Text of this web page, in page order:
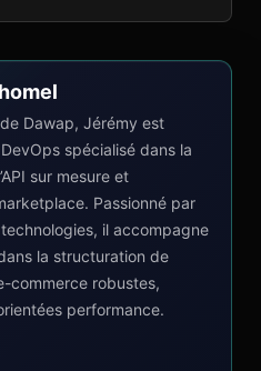
Dawap, Jérémy est
spécialisé dans la
sur mesure et
Passionné par
il accompagne
la structuration de
commerce robustes,
performance.